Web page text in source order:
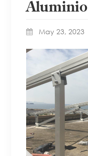
Aluminio
May 23, 2023